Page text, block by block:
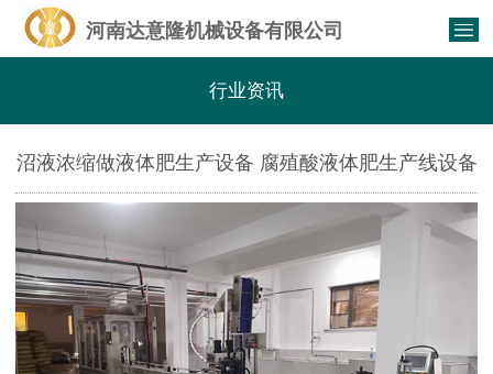
河南达意隆机械设备有限公司
行业资讯
沼液浓缩做液体肥生产设备 腐殖酸液体肥生产线设备
厂家